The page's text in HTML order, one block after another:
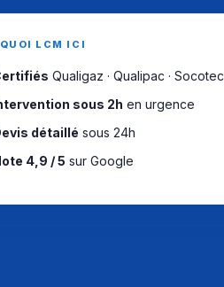
LCM ICI
Qualigaz · Qualipac · Socotec
sous 2h en urgence
détaillé sous 24h
4,9 / 5 sur Google